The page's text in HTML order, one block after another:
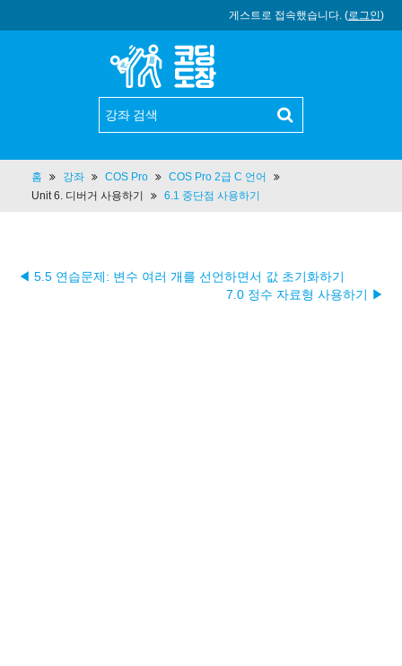
게스트로 접속했습니다. (로그인)
홈 강좌 COS Pro
COS Pro 2급 C 언어
Unit 6. 디버거 사용하기
6.1 중단점 사용하기
◀ 5.5 연습문제: 변수 여러 개를 선언하면서 값 초기화하기
7.0 정수 자료형 사용하기 ▶︎